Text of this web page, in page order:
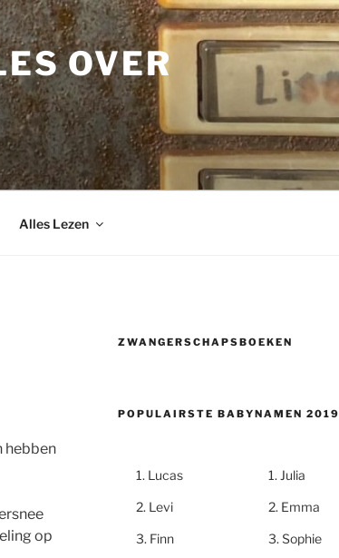
OVER
Alles Lezen
hebben
op
ZWANGERSCHAPSBOEKEN
POPULAIRSTE BABYNAMEN 2019
Lucas
Levi
Finn
Julia
Emma
Sophie